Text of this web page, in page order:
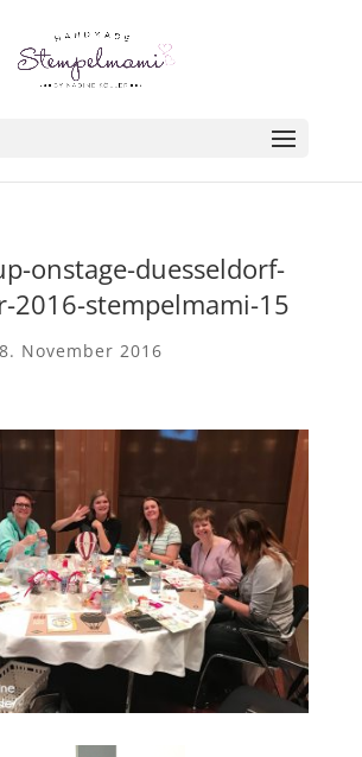
onstage-duesseldorf-
2016-stempelmami-15
8. November 2016